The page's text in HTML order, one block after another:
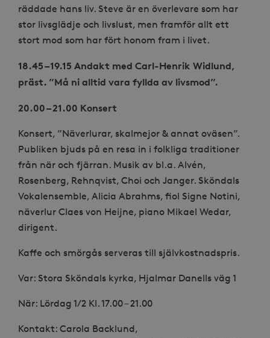
räddade hans liv. Steve är en överlevare som har
stor livsglädje och livslust, men framför allt ett
stort mod som har fört honom fram i livet.
18.45 – 19.15 Andakt med Carl-Henrik Widlund,
präst. ”Må ni alltid vara fyllda av livsmod”.
20.00 – 21.00 Konsert
Konsert, ”Näverlurar, skalmejor & annat oväsen”.
Publiken bjuds på en resa in i folkliga traditioner
från när och fjärran. Musik av bl.a. Alvén,
Rosenberg, Rehnqvist, Choi och Janger. Sköndals
Vokalensemble, Alicia Abrahms, fiol Signe Notini,
näverlur Claes von Heijne, piano Mikael Wedar,
dirigent.
Kaffe och smörgås serveras till självkostnadspris.
Var: Stora Sköndals kyrka, Hjalmar Danells väg 1
När: Lördag 1/2 Kl. 17.00 – 21.00
Kontakt: Carola Backlund,